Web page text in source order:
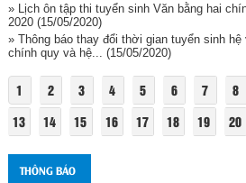
» Lịch ôn tập thi tuyển sinh Văn bằng hai
2020(15/05/2020)
» Thông báo thay đổi thời gian tuyển sinh
chính quy và hệ... (15/05/2020)
1 2 3 4 5 6 7 8
13
14 15 16 17 18 19 20
THÔNG BÁO